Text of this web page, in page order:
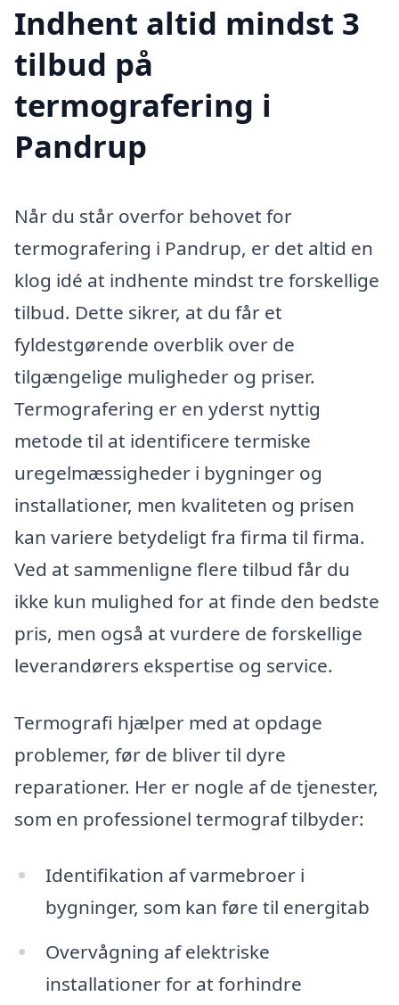
Indhent altid mindst 3
tilbud på
termografering i
Pandrup
Når du står overfor behovet for
termografering i Pandrup, er det altid en
klog idé at indhente mindst tre forskellige
tilbud. Dette sikrer, at du får et
fyldestgørende overblik over de
tilgængelige muligheder og priser.
Termografering er en yderst nyttig
metode til at identificere termiske
uregelmæssigheder i bygninger og
installationer, men kvaliteten og prisen
kan variere betydeligt fra firma til firma.
Ved at sammenligne flere tilbud får du
ikke kun mulighed for at finde den bedste
pris, men også at vurdere de forskellige
leverandørers ekspertise og service.
Termografi hjælper med at opdage
problemer, før de bliver til dyre
reparationer. Her er nogle af de tjenester,
som en professionel termograf tilbyder:
Identifikation af varmebroer i
bygninger, som kan føre til energitab
Overvågning af elektriske
installationer for at forhindre